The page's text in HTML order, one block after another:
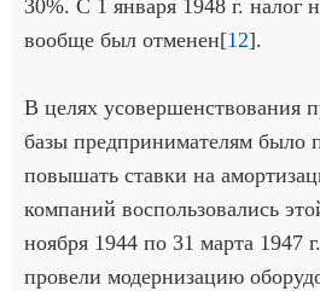
30%. С 1 января 1948 г. налог
вообще был отменен[12].
В целях усовершенствования
базы предпринимателям было
повышать ставки на
компаний воспользовались
ноября 1944 по 31 марта 1947
провели модернизацию